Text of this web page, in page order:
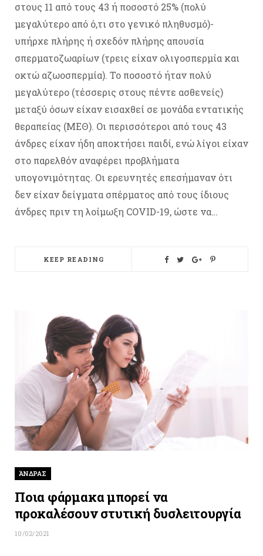
στους 11 από τους 43 ή ποσοστό 25% (πολύ
μεγαλύτερο από ό,τι στο γενικό πληθυσμό)-
υπήρχε πλήρης ή σχεδόν πλήρης απουσία
σπερματοζωαρίων (τρεις είχαν ολιγοσπερμία και
οκτώ αζωοσπερμία). Το ποσοστό ήταν πολύ
μεγαλύτερο (τέσσερις στους πέντε ασθενείς)
μεταξύ όσων είχαν εισαχθεί σε μονάδα εντατικής
θεραπείας (ΜΕΘ). Οι περισσότεροι από τους 43
άνδρες είχαν ήδη αποκτήσει παιδί, ενώ λίγοι είχαν
στο παρελθόν αναφέρει προβλήματα
υπογονιμότητας. Οι ερευνητές επεσήμαναν ότι
δεν είχαν δείγματα σπέρματος από τους ίδιους
άνδρες πριν τη λοίμωξη COVID-19, ώστε να…
KEEP READING
ΆΝΔΡΑΣ
Ποια φάρμακα μπορεί να
προκαλέσουν στυτική δυσλειτουργία
10/02/2021